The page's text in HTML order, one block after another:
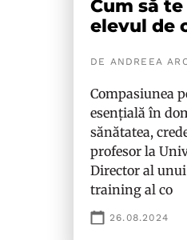
Cum să
elevul de
DE ANDREEA
Compasiunea
esențială în
sănătatea,
profesor la
Director al
training al co
26.08.2024